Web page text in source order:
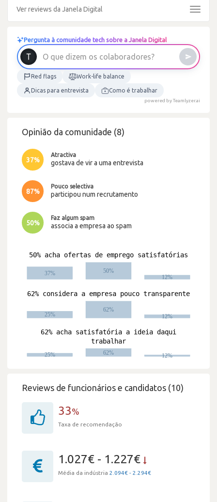
Ver reviews da Janela Digital
Toggle
Pergunta à comunidade tech sobre a Janela Digital
O que d izem os colaborad ores?
Red flags Work-life balance
Dicas para entrevista Como é trabalhar
powered by Teamlyzer.ai
Opinião da comunidade (8)
37%
Atractiva
gostava de vir a uma entrevista
87%
Pouco selectiva
participou num recrutamento
50%
Faz algum spam
associa a empresa ao spam
Reviews de funcionários e candidatos (10)
33%
Taxa de recomendação
1.027€ - 1.227€
Média da indústria 2.094€ - 2.294€